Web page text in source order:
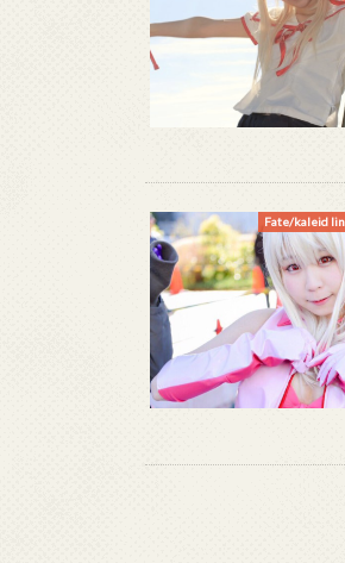
Fate/kaleid